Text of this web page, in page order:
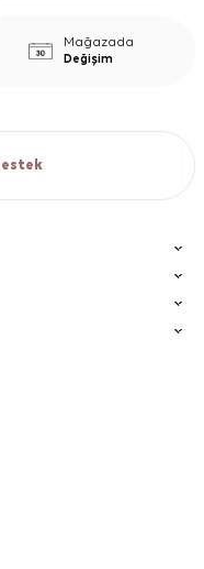
Mağazada
Değişim